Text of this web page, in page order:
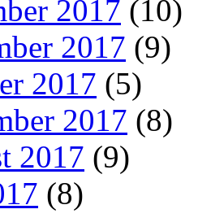
2017 (10)
2017 (9)
2017 (5)
2017 (8)
2017 (9)
(8)